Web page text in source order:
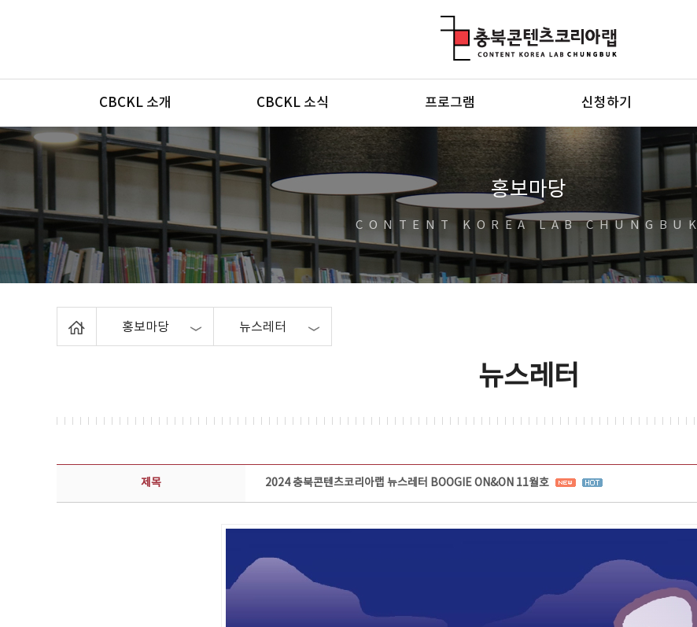
메뉴
CBCKL 소개 CBCKL 소식 프로그램 신청하기
홍보마당
CONTENT KOREA LAB CHUNGBUK
홍보마당 뉴스레터
뉴스레터
뉴스레터 상세보기 - 제목, 담당부서, 담당자, 담당연락처, 내용, 첨부파일 정보 제공
제목 2024 충북콘텐츠코리아랩 뉴스레터 BOOGIE ON&ON 11월호